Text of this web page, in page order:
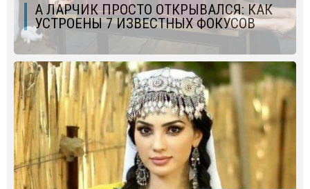
А ЛАРЧИК ПРОСТО ОТКРЫВАЛСЯ: КАК
УСТРОЕНЫ 7 ИЗВЕСТНЫХ ФОКУСОВ